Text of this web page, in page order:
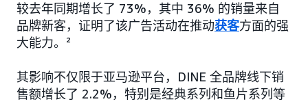
较去年同期增长了 73%，其中 36% 的销量来自
品牌新客，证明了该广告活动在推动获客方面的强
大能力。²
其影响不仅限于亚马逊平台，DINE 全品牌线下销
售额增长了 2.2%，特别是经典系列和鱼片系列等